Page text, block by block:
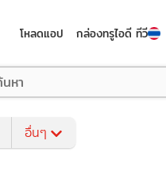
โหลดแอป กล่องทรูไอดี ทีวี
อื่นๆ